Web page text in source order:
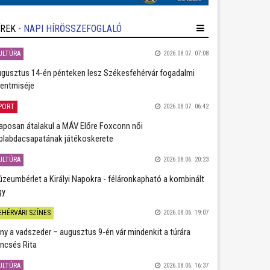
- NAPI HÍRÖSSZEFOGLALÓ
2026.08.07. 07:08
14-én pénteken lesz Székesfehérvár fogadalmi
2026.08.07. 06:42
átalakul a MÁV Előre Foxconn női
játékoskerete
2026.08.06. 20:23
a Királyi Napokra - féláronkapható a kombinált
SZÍNES 2026.08.06. 19:07
a vadszeder – augusztus 9-én vár mindenkit a túrára
Rita
2026.08.06. 16:37